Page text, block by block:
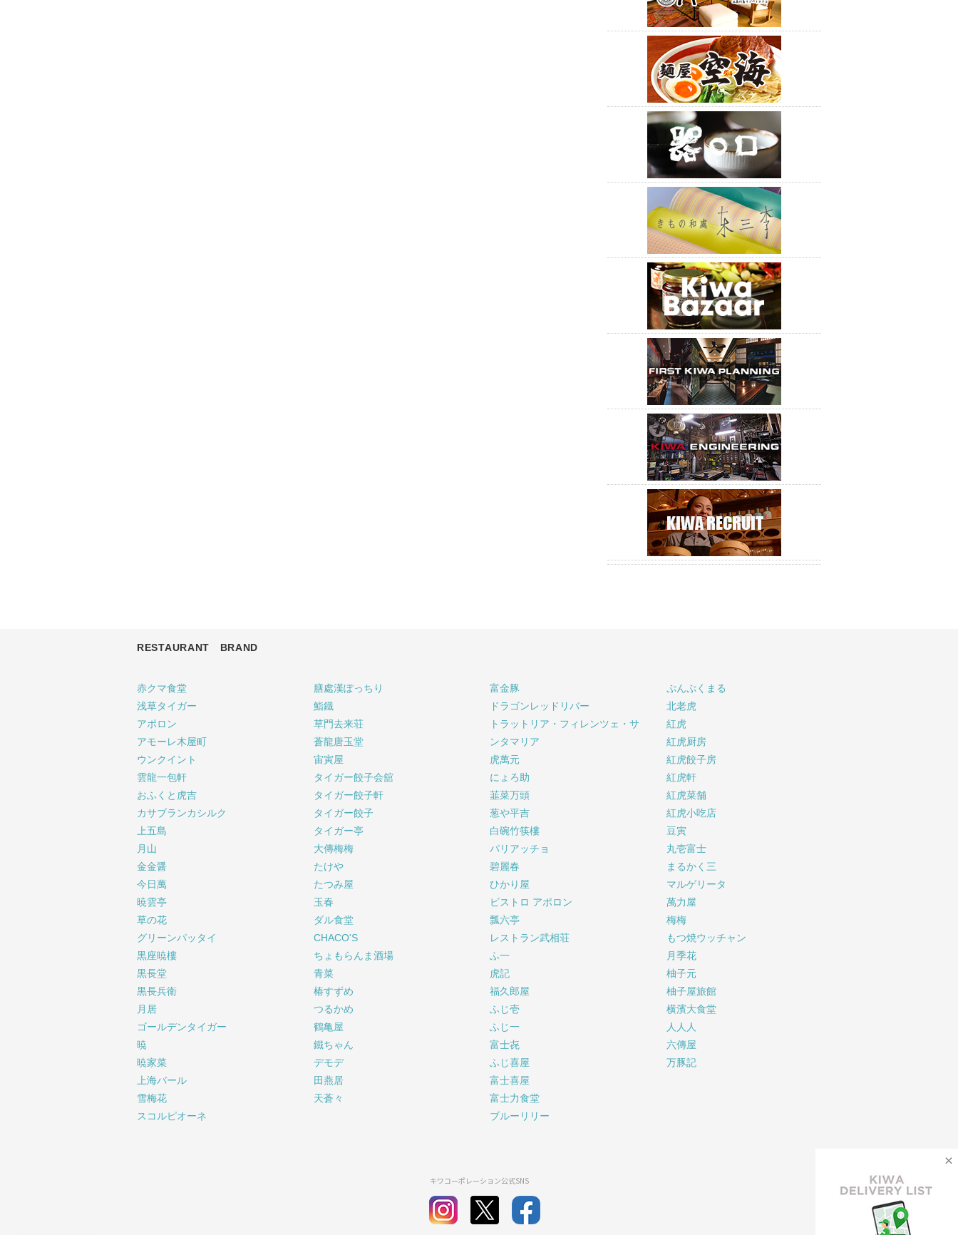
RESTAURANT BRAND
赤クマ食堂
浅草タイガー
アポロン
アモーレ木屋町
ウンクイント
雲龍一包軒
おふくと虎吉
カサブランカシルク
上五島
月山
金金醤
今日萬
暁雲亭
草の花
グリーンパッタイ
黒座暁樓
黒長堂
黒長兵衛
月居
ゴールデンタイガー
暁
暁家菜
上海バール
雪梅花
スコルピオーネ
膳處漢ぽっちり
鮨鐡
草門去来荘
蒼龍唐玉堂
宙寅屋
タイガー餃子会舘
タイガー餃子軒
タイガー餃子
タイガー亭
大傳梅梅
たけや
たつみ屋
玉春
ダル食堂
CHACO'S
ちょもらんま酒場
青菜
椿すずめ
つるかめ
鶴亀屋
鐵ちゃん
デモデ
田燕居
天蒼々
富金豚
ドラゴンレッドリバー
トラットリア・フィレンツェ・サ
ンタマリア
虎萬元
にょろ助
韮菜万頭
葱や平吉
白碗竹筷樓
パリアッチョ
碧麗春
ひかり屋
ビストロ アポロン
瓢六亭
レストラン武相荘
ふ一
虎記
福久郎屋
ふじ壱
ふじ一
富士㐂
ふじ喜屋
富士喜屋
富士力食堂
ブルーリリー
ぷんぷくまる
北老虎
紅虎
紅虎厨房
紅虎餃子房
紅虎軒
紅虎菜舗
紅虎小吃店
豆寅
丸壱富士
まるかく三
マルゲリータ
萬力屋
梅梅
もつ焼ウッチャン
月季花
柚子元
柚子屋旅館
横濱大食堂
人人人
六傳屋
万豚記
キワコーポレーション公式SNS
×